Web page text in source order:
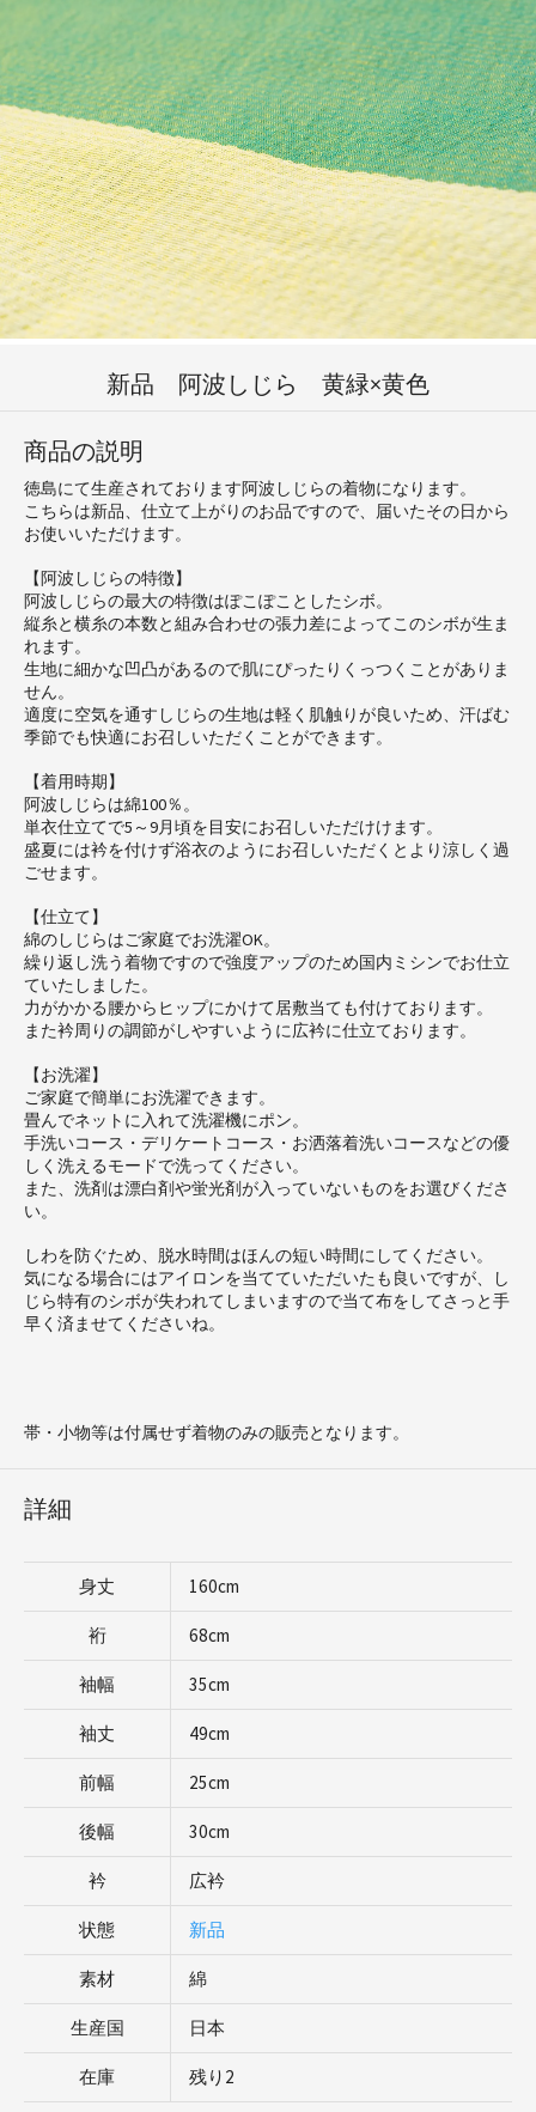
新品 阿波しじら 黄緑×黄色
商品の説明
徳島にて生産されております阿波しじらの着物になります。
こちらは新品、仕立て上がりのお品ですので、届いたその日から
お使いいただけます。
【阿波しじらの特徴】
阿波しじらの最大の特徴はぽこぽことしたシボ。
縦糸と横糸の本数と組み合わせの張力差によってこのシボが生ま
れます。
生地に細かな凹凸があるので肌にぴったりくっつくことがありま
せん。
適度に空気を通すしじらの生地は軽く肌触りが良いため、汗ばむ
季節でも快適にお召しいただくことができます。
【着用時期】
阿波しじらは綿100％。
単衣仕立てで5～9月頃を目安にお召しいただけけます。
盛夏には衿を付けず浴衣のようにお召しいただくとより涼しく過
ごせます。
【仕立て】
綿のしじらはご家庭でお洗濯OK。
繰り返し洗う着物ですので強度アップのため国内ミシンでお仕立
ていたしました。
力がかかる腰からヒップにかけて居敷当ても付けております。
また衿周りの調節がしやすいように広衿に仕立ております。
【お洗濯】
ご家庭で簡単にお洗濯できます。
畳んでネットに入れて洗濯機にポン。
手洗いコース・デリケートコース・お洒落着洗いコースなどの優
しく洗えるモードで洗ってください。
また、洗剤は漂白剤や蛍光剤が入っていないものをお選びくださ
い。
しわを防ぐため、脱水時間はほんの短い時間にしてください。
気になる場合にはアイロンを当てていただいたも良いですが、し
じら特有のシボが失われてしまいますので当て布をしてさっと手
早く済ませてくださいね。
帯・小物等は付属せず着物のみの販売となります。
詳細
身丈 160cm
裄 68cm
袖幅 35cm
袖丈 49cm
前幅 25cm
後幅 30cm
衿 広衿
状態 新品
素材 綿
生産国 日本
在庫 残り2